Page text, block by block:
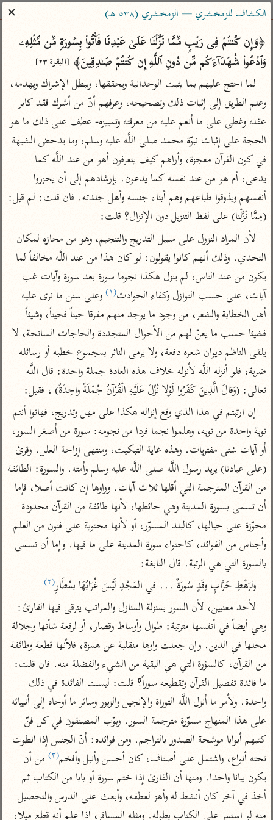
ساهم معنا في نشر القرآن والعلم الشرعي
الباحث القرآني
بحث تفسير علوم مصاحف
Type 2 or more characters for results.
Type 1 or more
characters for results.
أمّهات
تفسير الطبري
تفسير ابن كثير
تفسير القرطبي
تفسير البغوي
جمع الأقوال
تفسير ابن الجوزي
تفسير الماوردي
منتقاة
تفسير ابن القيم
تفسير ابن تيمية
عامّة
تفسير السمعاني
تفسير مكّي
محاسن التأويل
للقاسمي
تفسير الثعالبي
تفسير السمرقندي
تفسير الثعلبي
عامّة
فتح البيان للقنوجي
فتح القدير للشوكاني
تفسير ابن جزي
موسوعات
تفسير الآلوسي
تفسير الرازي
أخرى
أضواء البيان
نظم الدرر للبقاعي
لغة وبلاغة
التحرير والتنوير
المحرر الوجيز لابن
عطية
البحر المحيط لأبي
حيان
البسيط للواحدي
تفسير أبي السعود
الكشاف للزمخشري
معاصرة
الميسر
المختصر في
تفسير السعدي
أيسر التفاسير
القرآن – تدبر وعمل
تفسير ابن عثيمين
مركَّزة العبارة
تفسير الجلالين
جامع البيان للإيجي
تفسير البيضاوي
تفسير النسفي
الوجيز للواحدي
تفسير ابن أبي زمنين
آثار
موسوعة التفسير
المأثور
الدر المنثور
تفسير ابن أبي حاتم
تفسير مقاتل
تفسير قتادة
اشترك لتصلك أخبار مشاريعنا
اشترك
راسلنا •تليجرام •تويتر
تعليمات•عن الباحث القرآني
الكشاف للزمخشري — الزمخشري (٥٣٨ هـ)
✕
وَٱدۡعُوا۟ شُهَدَاۤءَكُم مِّن دُونِ ٱللَّهِ إِن كُنتُمۡ صَـٰدِقِینَ﴾ [البقرة ٢٣]
وعلم الطريق إلى إثبات ذلك وتصحيحه، وعرفهم أنّ من أشرك فقد كابر
عقله وغطى على ما أنعم عليه من معرفته وتمييزه- عطف على ذلك ما هو
(مِمَّا نَزَّلْنا) على لفظ التنزيل دون الإنزال؟ قلت:
آيات، على حسب النوازل وكفاء الحوادث(١)
أهل الخطابة والشعر، من وجود ما يوجد منهم مفرقا حيناً فحيناً، وشيئاً
تعالى: (وَقالَ الَّذِينَ كَفَرُوا لَوْلا نُزِّلَ عَلَيْهِ الْقُرْآنُ جُمْلَةً واحِدَةً) ، فقيل:
بالسورة التي هي الرتبة. قال النابغة:
ولرَهْطِ حَرَّابٍ وقَدٍ سُورَةٌ ... في المَجْدِ لَيْسَ غُرَابُهَا بمُطَارِ(٢)
تحته أنواع، واشتمل على أصناف، كان أحسن وأنبل وأفخم(٣)